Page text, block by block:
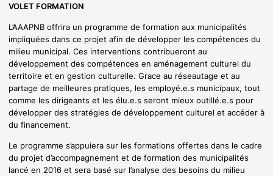
VOLET FORMATION
L’AAAPNB offrira un programme de formation aux municipalités
impliquées dans ce projet afin de développer les compétences du
milieu municipal. Ces interventions contribueront au
développement des compétences en aménagement culturel du
territoire et en gestion culturelle. Grace au réseautage et au
partage de meilleures pratiques, les employé.e.s municipaux, tout
comme les dirigeants et les élu.e.s seront mieux outillé.e.s pour
développer des stratégies de développement culturel et accéder à
du financement.
Le programme s’appuiera sur les formations offertes dans le cadre
du projet d’accompagnement et de formation des municipalités
lancé en 2016 et sera basé sur l’analyse des besoins du milieu